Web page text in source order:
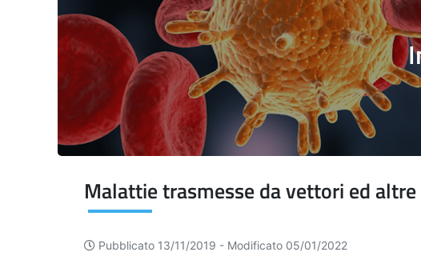
Malattie trasmesse da vettori ed
Pubblicato 13/11/2019 - Modificato 05/01/2022